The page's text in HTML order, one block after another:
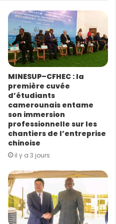
MINESUP–CFHEC : la
première cuvée
d’étudiants
camerounais entame
son immersion
professionnelle sur les
chantiers de l’entreprise
chinoise
il y a 3 jours